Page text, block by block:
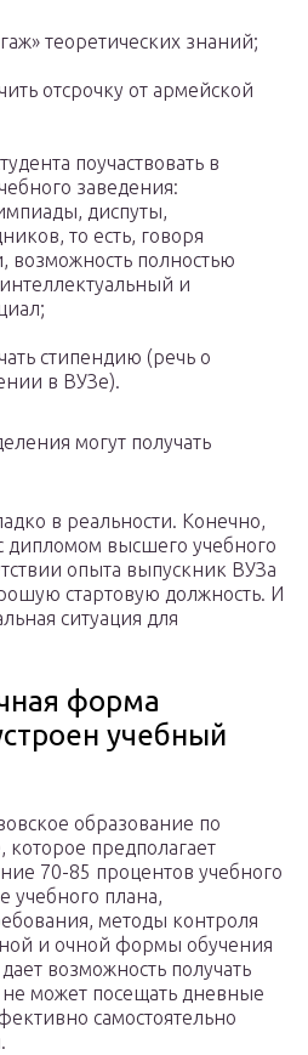
теоретических знаний;
отсрочку от армейской
поучаствовать в
заведения:
диспуты,
то есть, говоря
возможность полностью
и
стипендию (речь о
в ВУЗе).
могут получать
в реальности. Конечно,
дипломом высшего учебного
опыта выпускник ВУЗа
стартовую должность. И
ситуация для
форма
учебный
образование по
предполагает
70-85 процентов учебного
учебного плана,
методы контроля
и очной формы обучения
возможность получать
может посещать дневные
самостоятельно